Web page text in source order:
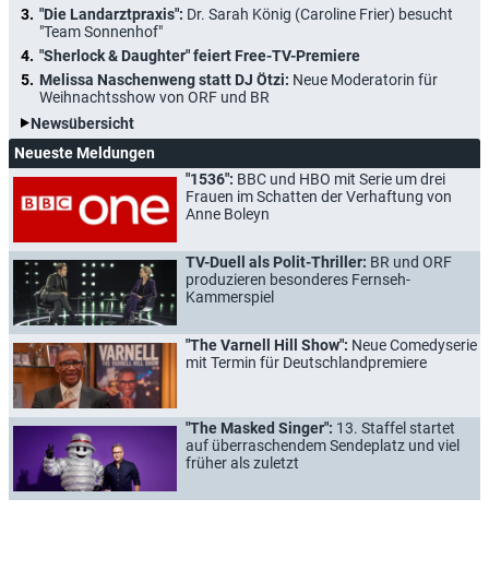
"Die Landarztpraxis": Dr. Sarah König (Caroline Frier) besucht
"Team Sonnenhof"
"Sherlock & Daughter" feiert Free-TV-Premiere
Melissa Naschenweng statt DJ Ötzi: Neue Moderatorin für
Weihnachtsshow von ORF und BR
Newsübersicht
Neueste Meldungen
"1536": BBC und HBO mit Serie um drei
Frauen im Schatten der Verhaftung von
Anne Boleyn
TV-Duell als Polit-Thriller: BR und ORF
produzieren besonderes Fernseh-
Kammerspiel
"The Varnell Hill Show": Neue Comedyserie
mit Termin für Deutschlandpremiere
"The Masked Singer": 13. Staffel startet
auf überraschendem Sendeplatz und viel
früher als zuletzt